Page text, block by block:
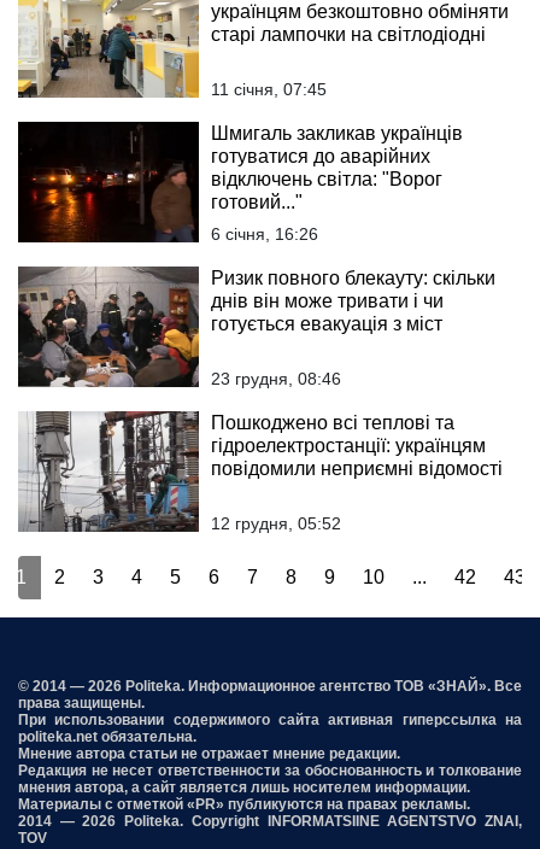
українцям безкоштовно обміняти
старі лампочки на світлодіодні
11 січня, 07:45
Шмигаль закликав українців
готуватися до аварійних
відключень світла: "Ворог
готовий..."
6 січня, 16:26
Ризик повного блекауту: скільки
днів він може тривати і чи
готується евакуація з міст
23 грудня, 08:46
Пошкоджено всі теплові та
гідроелектростанції: українцям
повідомили неприємні відомості
12 грудня, 05:52
1 2 3 4 5 6 7 8 9 10 ... 42 43
© 2014 — 2026 Politeka. Информационное агентство ТОВ «ЗНАЙ». Все
права защищены.
При использовании содержимого сайта активная гиперссылка на
politeka.net обязательна.
Мнение автора статьи не отражает мнение редакции.
Редакция не несет ответственности за обоснованность и толкование
мнения автора, а сайт является лишь носителем информации.
Материалы с отметкой «PR» публикуются на правах рекламы.
2014 — 2026 Politeka. Copyright INFORMATSIINE AGENTSTVO ZNAI,
TOV